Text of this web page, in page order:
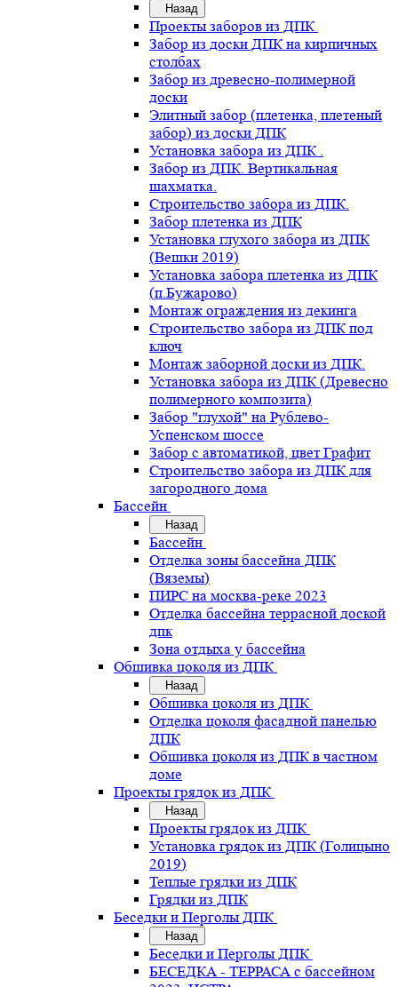
Назад
Проекты заборов из ДПК
Забор из доски ДПК на кирпичных
столбах
Забор из древесно-полимерной
доски
Элитный забор (плетенка, плетеный
забор) из доски ДПК
Установка забора из ДПК .
Забор из ДПК. Вертикальная
шахматка.
Строительство забора из ДПК.
Забор плетенка из ДПК
Установка глухого забора из ДПК
(Вешки 2019)
Установка забора плетенка из ДПК
(п.Бужарово)
Монтаж ограждения из декинга
Строительство забора из ДПК под
ключ
Монтаж заборной доски из ДПК.
Установка забора из ДПК (Древесно
полимерного композита)
Забор "глухой" на Рублево-
Успенском шоссе
Забор с автоматикой, цвет Графит
Строительство забора из ДПК для
загородного дома
Бассейн
Назад
Бассейн
Отделка зоны бассейна ДПК
(Вяземы)
ПИРС на москва-реке 2023
Отделка бассейна террасной доской
дпк
Зона отдыха у бассейна
Обшивка цоколя из ДПК
Назад
Обшивка цоколя из ДПК
Отделка цоколя фасадной панелью
ДПК
Обшивка цоколя из ДПК в частном
доме
Проекты грядок из ДПК
Назад
Проекты грядок из ДПК
Установка грядок из ДПК (Голицыно
2019)
Теплые грядки из ДПК
Грядки из ДПК
Беседки и Перголы ДПК
Назад
Беседки и Перголы ДПК
БЕСЕДКА - ТЕРРАСА с бассейном